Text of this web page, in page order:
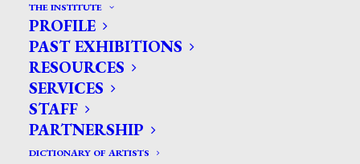
THE INSTITUTE
PROFILE
PAST EXHIBITIONS
RESOURCES
SERVICES
STAFF
PARTNERSHIP
DICTIONARY OF ARTISTS
CERCA TRA GLI ARTISTI:
Search
for: